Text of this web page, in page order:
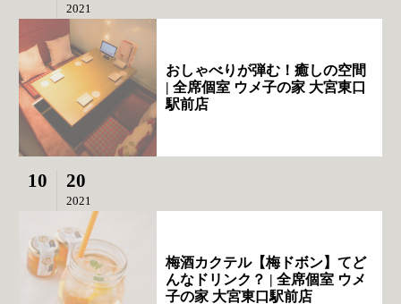
2021
おしゃべりが弾む！癒しの空間
| 全席個室 ウメ子の家 大宮東口
駅前店
10 20
2021
梅酒カクテル【梅ドボン】てど
んなドリンク？ | 全席個室 ウメ
子の家 大宮東口駅前店